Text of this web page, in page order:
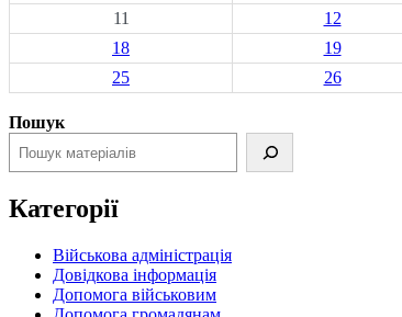
11
12
18
19
25
26
Пошук
Категорії
Військова адміністрація
Довідкова інформація
Допомога військовим